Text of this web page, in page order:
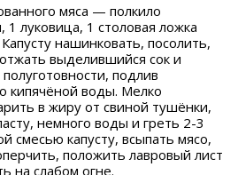
мяса — полкило
1 луковица, 1 столовая ложка
нашинковать, посолить,
выделившийся сок и
подлив
кипячёной воды. Мелко
в жиру от свиной тушёнки,
немного воды и греть 2-3
смесью капусту, всыпать мясо,
положить лавровый лист
на слабом огне.